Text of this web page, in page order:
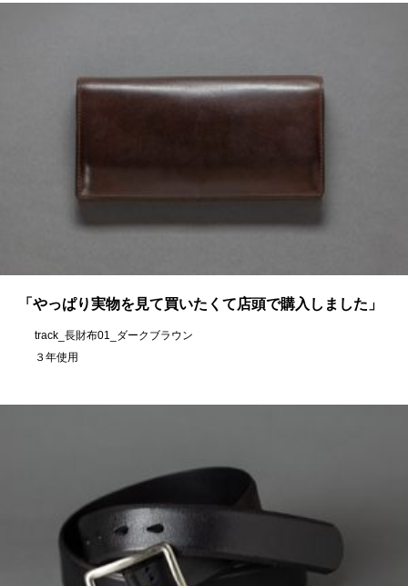
「やっぱり実物を見て買いたくて店頭で購入しました」
track_長財布01_ダークブラウン
３年使用